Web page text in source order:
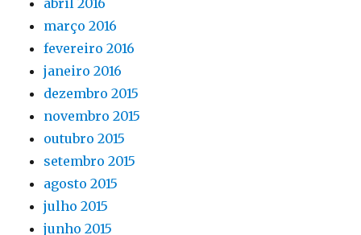
abril 2016
março 2016
fevereiro 2016
janeiro 2016
dezembro 2015
novembro 2015
outubro 2015
setembro 2015
agosto 2015
julho 2015
junho 2015